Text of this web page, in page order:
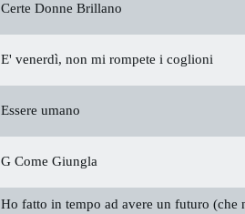
Certe Donne Brillano
E' venerdì, non mi rompete i coglioni
Essere umano
G Come Giungla
Ho fatto in tempo ad avere un futuro (che